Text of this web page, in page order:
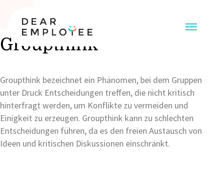
Groupthink
Groupthink bezeichnet ein Phänomen, bei dem Gruppen
unter Druck Entscheidungen treffen, die nicht kritisch
hinterfragt werden, um Konflikte zu vermeiden und
Einigkeit zu erzeugen. Groupthink kann zu schlechten
Entscheidungen führen, da es den freien Austausch von
Ideen und kritischen Diskussionen einschränkt.